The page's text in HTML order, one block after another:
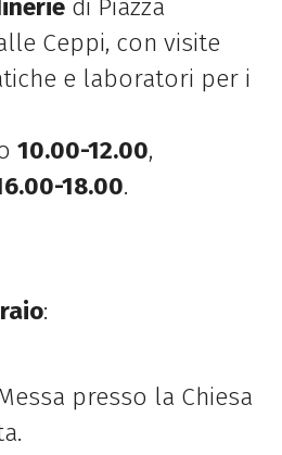
di Piazza
Ceppi, con visite
e laboratori per i
10.00-12.00,
18.00.
:
presso la Chiesa